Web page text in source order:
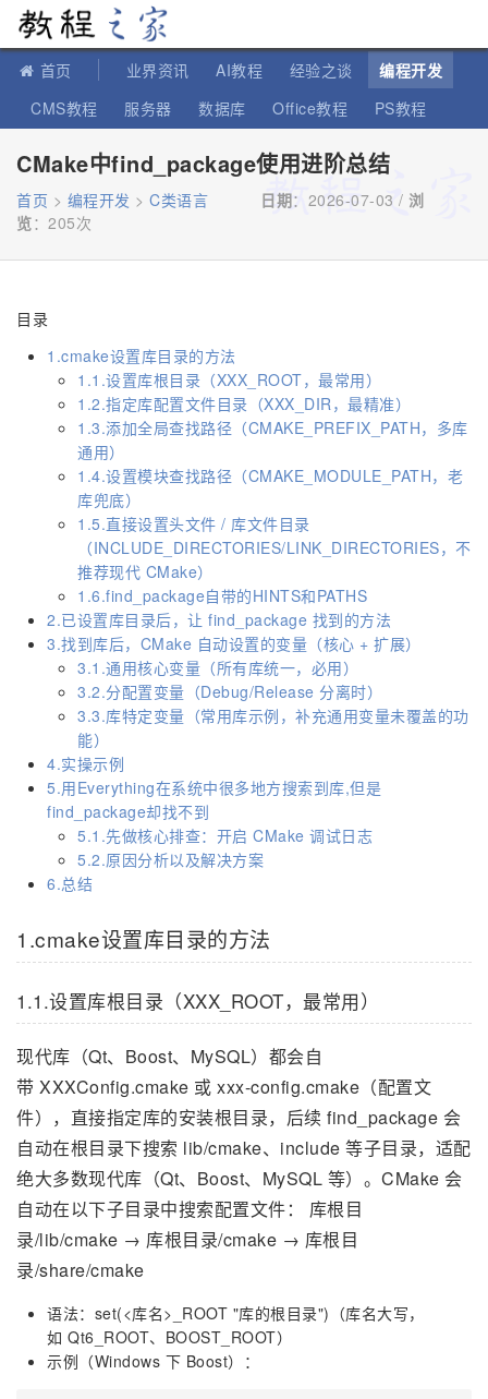
首页 业界资讯 AI教程 经验之谈
编程开发
CMS教程
服务器 数据库 Office教程
PS教程
CMake中find_package使用进阶总结
首页 > 编程开发 > C类语言 日期：2026-07-03 / 浏
览： 205次
目录
1.cmake设置库目录的方法
1.1.设置库根目录（XXX_ROOT，最常用）
1.2.指定库配置文件目录（XXX_DIR，最精准）
1.3.添加全局查找路径（CMAKE_PREFIX_PATH，多库
通用）
1.4.设置模块查找路径（CMAKE_MODULE_PATH，老
库兜底）
1.5.直接设置头文件 / 库文件目录
（INCLUDE_DIRECTORIES/LINK_DIRECTORIES，不
推荐现代 CMake）
1.6.find_package自带的HINTS和PATHS
2.已设置库目录后，让 find_package 找到的方法
3.找到库后，CMake 自动设置的变量（核心 + 扩展）
3.1.通用核心变量（所有库统一，必用）
3.2.分配置变量（Debug/Release 分离时）
3.3.库特定变量（常用库示例，补充通用变量未覆盖的功
能）
4.实操示例
5.用Everything在系统中很多地方搜索到库,但是
find_package却找不到
5.1.先做核心排查：开启 CMake 调试日志
5.2.原因分析以及解决方案
6.总结
1.cmake设置库目录的方法
1.1.设置库根目录（XXX_ROOT，最常用）
现代库（Qt、Boost、MySQL）都会自
带 XXXConfig.cmake 或 xxx-config.cmake（配置文
件），直接指定库的安装根目录，后续 find_package 会
自动在根目录下搜索 lib/cmake、include 等子目录，适配
绝大多数现代库（Qt、Boost、MySQL 等）。CMake 会
自动在以下子目录中搜索配置文件： 库根目
录/lib/cmake → 库根目录/cmake → 库根目
录/share/cmake
语法：set(<库名>_ROOT "库的根目录")（库名大写，
如 Qt6_ROOT、BOOST_ROOT）
示例（Windows 下 Boost）：